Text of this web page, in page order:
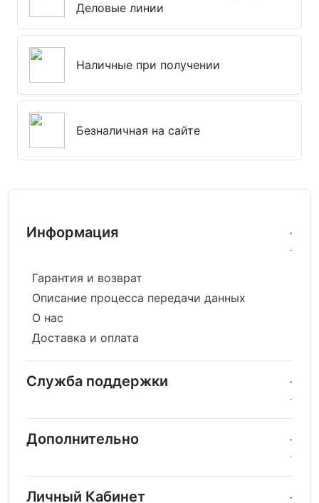
Деловые линии
Наличные при получении
Безналичная на сайте
Информация
Гарантия и возврат
Описание процесса передачи данных
О нас
Доставка и оплата
Служба поддержки
Дополнительно
Личный Кабинет